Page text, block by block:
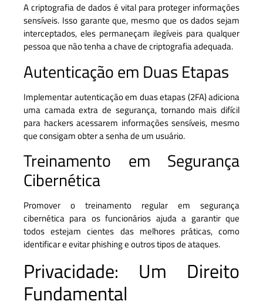
A criptografia de dados é vital para proteger informações
sensíveis. Isso garante que, mesmo que os dados sejam
interceptados, eles permaneçam ilegíveis para qualquer
pessoa que não tenha a chave de criptografia adequada.
Autenticação em Duas Etapas
Implementar autenticação em duas etapas (2FA) adiciona
uma camada extra de segurança, tornando mais difícil
para hackers acessarem informações sensíveis, mesmo
que consigam obter a senha de um usuário.
Treinamento em Segurança
Cibernética
Promover o treinamento regular em segurança
cibernética para os funcionários ajuda a garantir que
todos estejam cientes das melhores práticas, como
identificar e evitar phishing e outros tipos de ataques.
Privacidade: Um Direito
Fundamental